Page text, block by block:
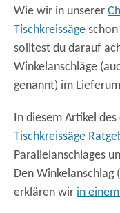
Wie wir in unserer
Tischkreissäge
solltest du darauf
Winkelanschläge
genannt) im
In diesem Artikel
Tischkreissäge
Parallelanschlages
Den Winkelanschlag
erklären wir in